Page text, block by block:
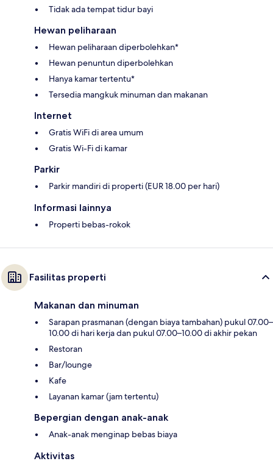
Tidak ada tempat tidur bayi
Hewan peliharaan
Hewan peliharaan diperbolehkan*
Hewan penuntun diperbolehkan
Hanya kamar tertentu*
Tersedia mangkuk minuman dan makanan
Internet
Gratis WiFi di area umum
Gratis Wi-Fi di kamar
Parkir
Parkir mandiri di properti (EUR 18.00 per hari)
Informasi lainnya
Properti bebas-rokok
Fasilitas properti
Makanan dan minuman
Sarapan prasmanan (dengan biaya tambahan) pukul 07.00–
10.00 di hari kerja dan pukul 07.00–10.00 di akhir pekan
Restoran
Bar/lounge
Kafe
Layanan kamar (jam tertentu)
Bepergian dengan anak-anak
Anak-anak menginap bebas biaya
Aktivitas